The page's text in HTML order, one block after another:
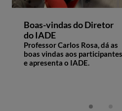
Boas-vindas do Diretor
do IADE
Professor Carlos Rosa, dá as
boas vindas aos participantes
e apresenta o IADE.